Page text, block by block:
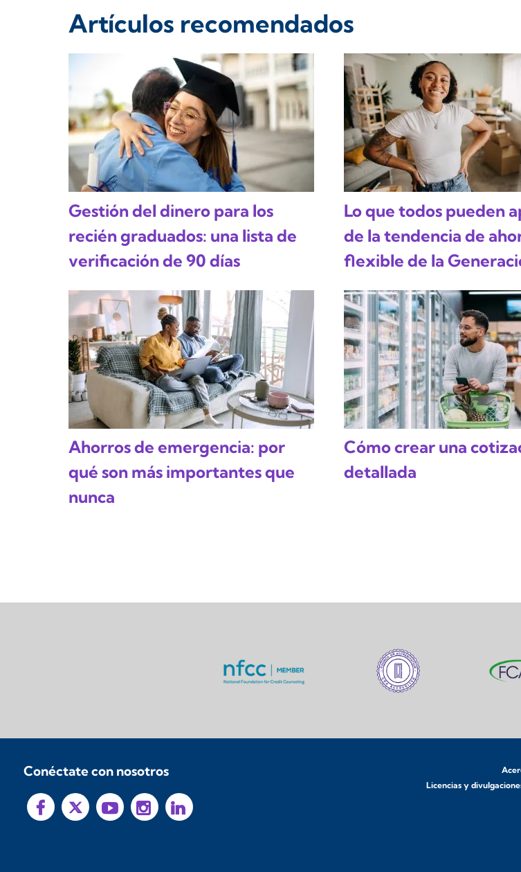
Artículos recomendados
Gestión del dinero para los
recién graduados: una lista de
verificación de 90 días
Lo que todos pueden
de la tendencia de
flexible de la
Ahorros de emergencia: por
qué son más importantes que
nunca
Cómo crear una
detallada
Conéctate con nosotros
Licencias y